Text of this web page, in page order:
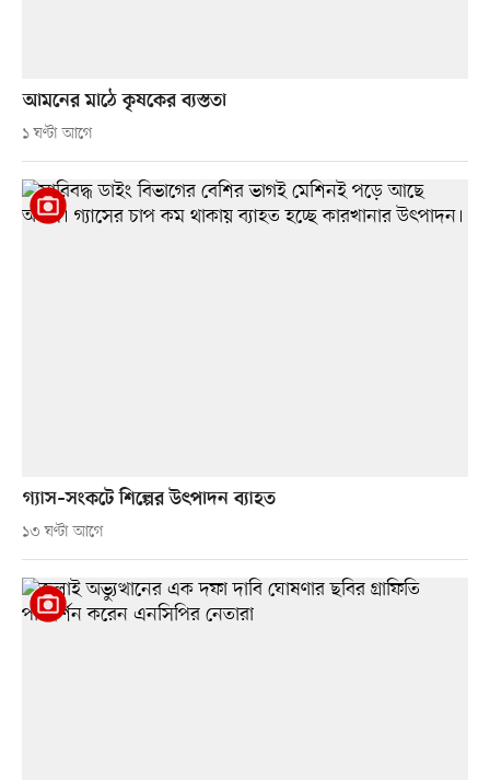
আমনের মাঠে কৃষকের ব্যস্ততা
১ ঘণ্টা আগে
গ্যাস–সংকটে শিল্পের উৎপাদন ব্যাহত
১৩ ঘণ্টা আগে